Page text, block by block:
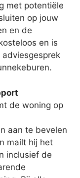
met potentiële
op jouw
en de
en is
de woning op
aan te bevelen
mailt hij het
inclusief de